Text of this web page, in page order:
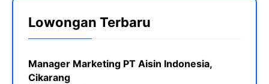
Lowongan Terbaru
Manager Marketing PT Aisin Indonesia,
Cikarang